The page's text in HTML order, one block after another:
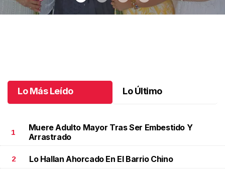
Lo Más Leído Lo Último
1
Muere Adulto Mayor Tras Ser Embestido Y
Arrastrado
2 Lo Hallan Ahorcado En El Barrio Chino